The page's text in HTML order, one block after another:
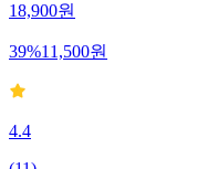
18,900원
39%11,500원
4.4